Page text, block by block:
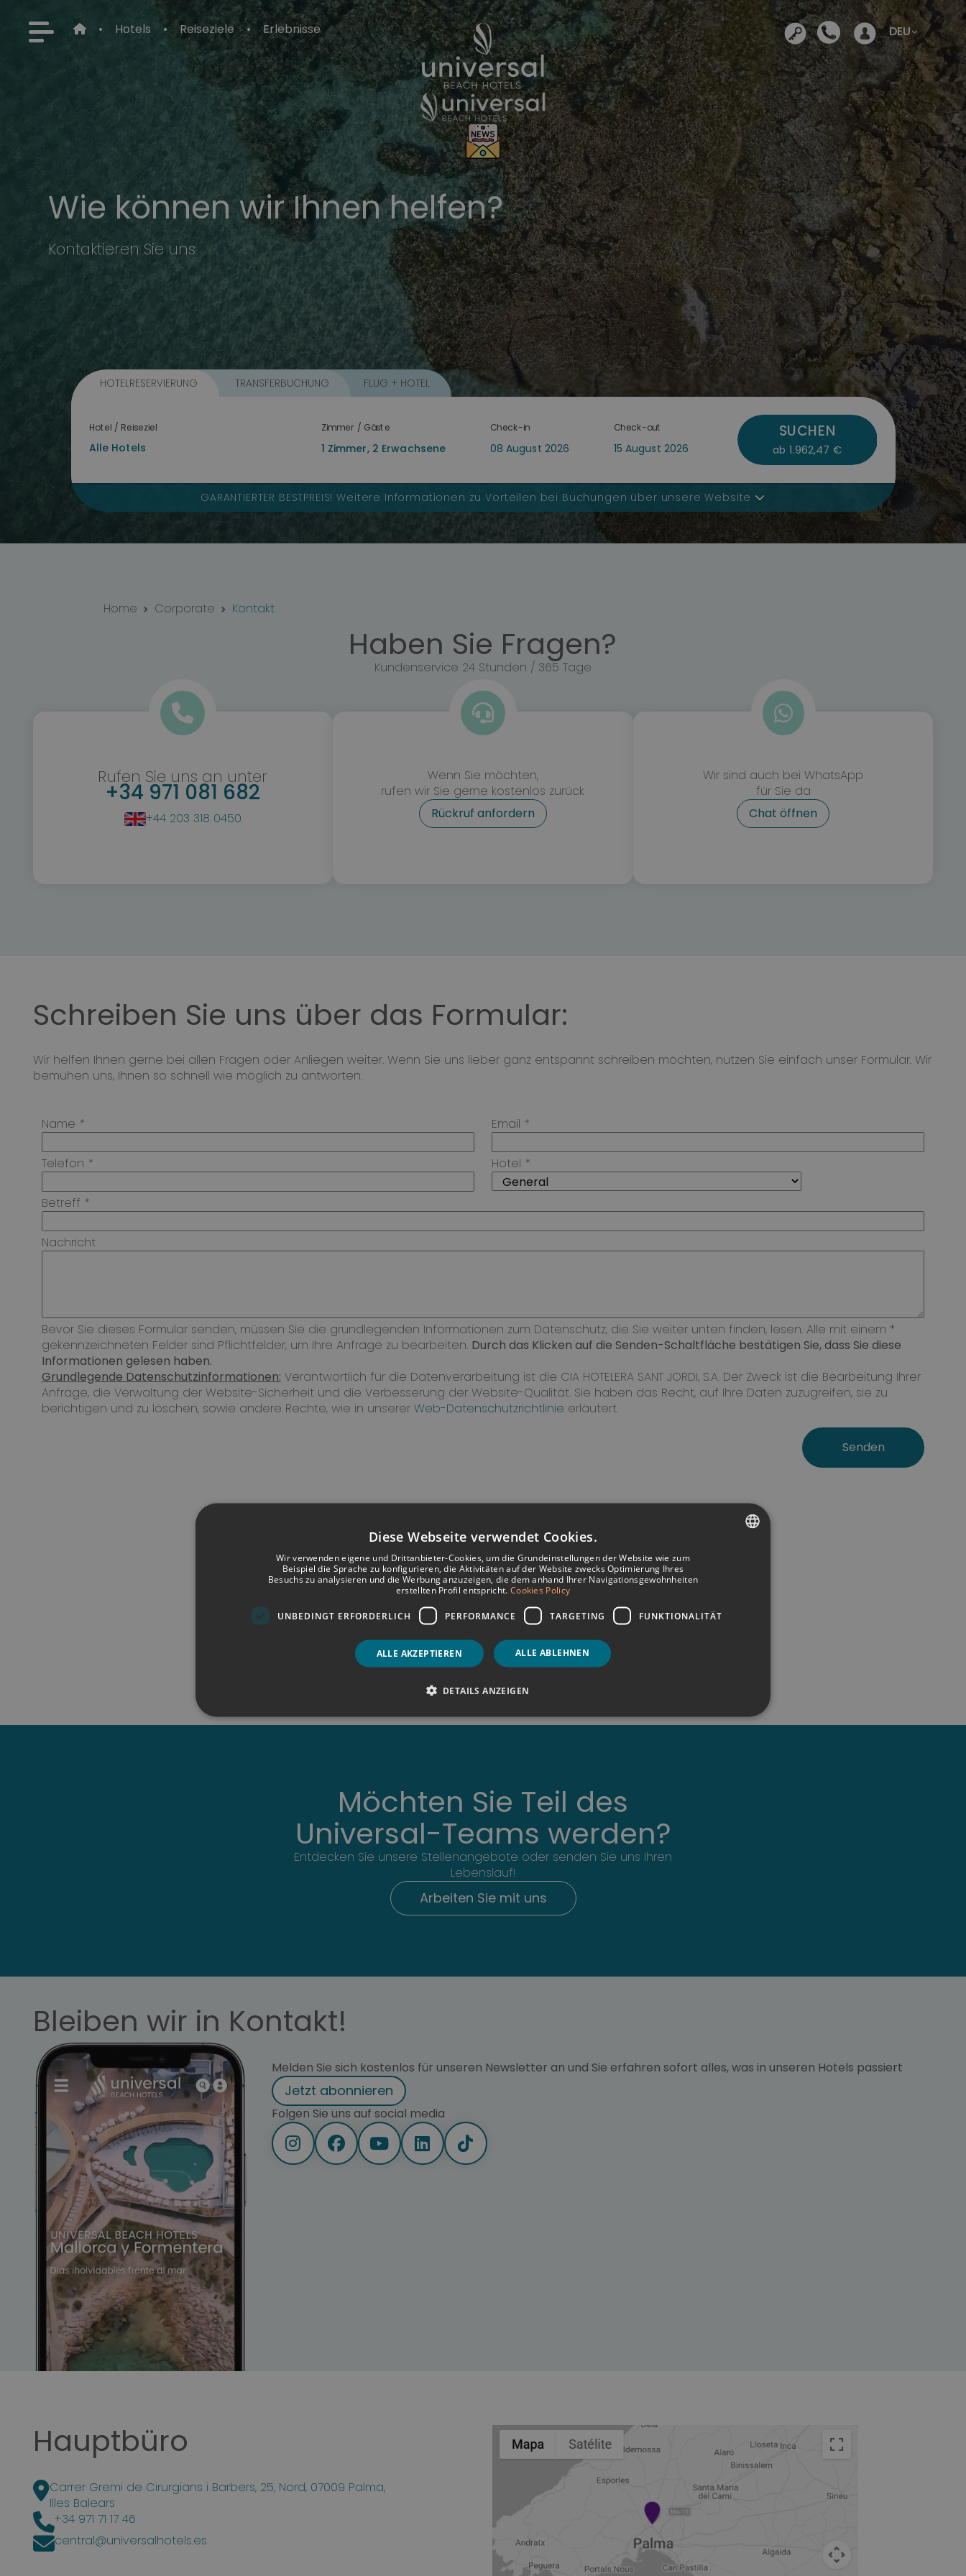
Hotels Reiseziele Erlebnisse Öffnet in neuem Tab
DEU
Wie können wir Ihnen helfen?
Kontaktieren Sie uns
HOTELRESERVIERUNG TRANSFERBUCHUNG FLUG + HOTEL
Hotel / Reiseziel Zimmer / Gäste Check-in Check-out SUCHEN
ab 1.962,47 €
GARANTIERTER BESTPREIS!Weitere Informationen zu Vorteilen bei Buchungen über unsere Website
Home Corporate Kontakt
Haben Sie Fragen?
Kundenservice 24 Stunden / 365 Tage
Rufen Sie uns an unter
+34 971 081 682
+44 203 318 0450
Wenn Sie möchten,
rufen wir Sie gerne kostenlos zurück
Rückruf anfordern
Wir sind auch bei WhatsApp
für Sie da
Chat öffnen Öffnet in neuem Tab
Schreiben Sie uns über das Formular:
Wir helfen Ihnen gerne bei allen Fragen oder Anliegen weiter. Wenn Sie uns lieber ganz entspannt schreiben möchten, nutzen Sie einfach unser Formular. Wir
bemühen uns, Ihnen so schnell wie möglich zu antworten.
Name * Email *
Telefon * Hotel *
Betreff *
Nachricht
Bevor Sie dieses Formular senden, müssen Sie die grundlegenden Informationen zum Datenschutz, die Sie weiter unten finden, lesen. Alle mit einem *
gekennzeichneten Felder sind Pflichtfelder, um Ihre Anfrage zu bearbeiten. Durch das Klicken auf die Senden-Schaltfläche bestätigen Sie, dass Sie diese
Informationen gelesen haben.
Grundlegende Datenschutzinformationen: Verantwortlich für die Datenverarbeitung ist die CIA HOTELERA SANT JORDI, S.A. Der Zweck ist die Bearbeitung Ihrer
Anfrage, die Verwaltung der Website-Sicherheit und die Verbesserung der Website-Qualität. Sie haben das Recht, auf Ihre Daten zuzugreifen, sie zu
berichtigen und zu löschen, sowie andere Rechte, wie in unserer Web-Datenschutzrichtlinie erläutert.
Möchten Sie Teil des
Universal-Teams werden?
Entdecken Sie unsere Stellenangebote oder senden Sie uns Ihren
Lebenslauf!
Arbeiten Sie mit uns
Bleiben wir in Kontakt!
Melden Sie sich kostenlos für unseren Newsletter an und Sie erfahren sofort alles, was in unseren Hotels passiert
Jetzt abonnieren
Folgen Sie uns auf social media
Öffnet in neuem Tab
Öffnet in neuem Tab
Öffnet in neuem Tab
Öffnet in neuem Tab
Öffnet in neuem Tab
Hauptbüro
Carrer Gremi de Cirurgians i Barbers, 25, Nord, 07009 Palma,
Illes Balears
Öffnet in neuem Tab
+34 971 71 17 46
Öffnet in neuem Tab
central@universalhotels.es
Öffnet in neuem Tab
Diese Webseite verwendet Cookies.
Wir verwenden eigene und Drittanbieter-Cookies, um die Grundeinstellungen der Website wie zum
Beispiel die Sprache zu konfigurieren, die Aktivitäten auf der Website zwecks Optimierung Ihres
Besuchs zu analysieren und die Werbung anzuzeigen, die dem anhand Ihrer Navigationsgewohnheiten
erstellten Profil entspricht. Cookies Policy
UNBEDINGT ERFORDERLICH PERFORMANCE TARGETING FUNKTIONALITÄT
ALLE AKZEPTIEREN ALLE ABLEHNEN
DETAILS ANZEIGEN